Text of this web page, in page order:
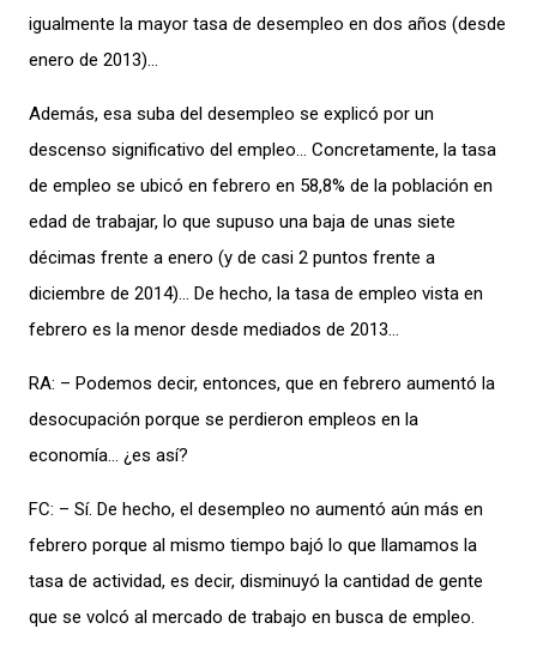
igualmente la mayor tasa de desempleo en dos años (desde
enero de 2013)…
Además, esa suba del desempleo se explicó por un
descenso significativo del empleo… Concretamente, la tasa
de empleo se ubicó en febrero en 58,8% de la población en
edad de trabajar, lo que supuso una baja de unas siete
décimas frente a enero (y de casi 2 puntos frente a
diciembre de 2014)… De hecho, la tasa de empleo vista en
febrero es la menor desde mediados de 2013…
RA: – Podemos decir, entonces, que en febrero aumentó la
desocupación porque se perdieron empleos en la
economía… ¿es así?
FC: – Sí. De hecho, el desempleo no aumentó aún más en
febrero porque al mismo tiempo bajó lo que llamamos la
tasa de actividad, es decir, disminuyó la cantidad de gente
que se volcó al mercado de trabajo en busca de empleo.